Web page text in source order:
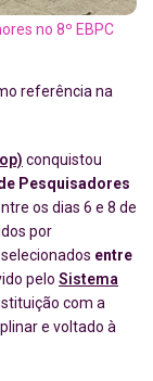
no 8º EBPC
referência na
conquistou
Pesquisadores
os dias 6 e 8 de
por
entre
pelo Sistema
com a
e voltado à